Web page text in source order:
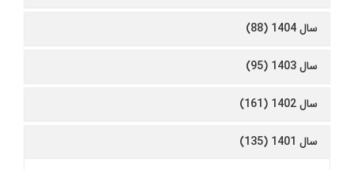
سال 1404 (88)
سال 1403 (95)
سال 1402 (161)
سال 1401 (135)